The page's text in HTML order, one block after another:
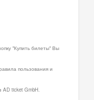
"Купить билеты" Вы
пользования и
ticket GmbH.